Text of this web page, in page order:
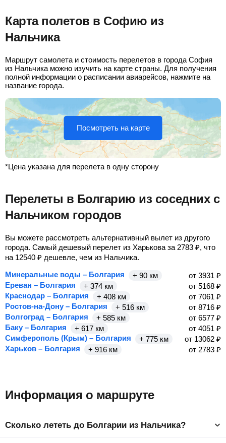
Карта полетов в Софию из
Нальчика
Маршрут самолета и стоимость перелетов в города София
из Нальчика можно изучить на карте страны. Для получения
полной информации о расписании авиарейсов, нажмите на
название города.
Посмотреть на карте
*Цена указана для перелета в одну сторону
Перелеты в Болгарию из соседних с
Нальчиком городов
Вы можете рассмотреть альтернативный вылет из другого
города. Самый дешевый перелет из Харькова за 2783 ₽, что
на 12540 ₽ дешевле, чем из Нальчика.
Минеральные воды – Болгария
+ 90 км от 3931 ₽
Ереван – Болгария
+ 374 км от 5168 ₽
Краснодар – Болгария
+ 408 км от 7061 ₽
Ростов-на-Дону – Болгария
+ 516 км от 8716 ₽
Волгоград – Болгария
+ 585 км от 6577 ₽
Баку – Болгария
+ 617 км от 4051 ₽
Симферополь (Крым) – Болгария
+ 775 км от 13062 ₽
Харьков – Болгария
+ 916 км от 2783 ₽
Информация о маршруте
Сколько лететь до Болгарии из Нальчика?